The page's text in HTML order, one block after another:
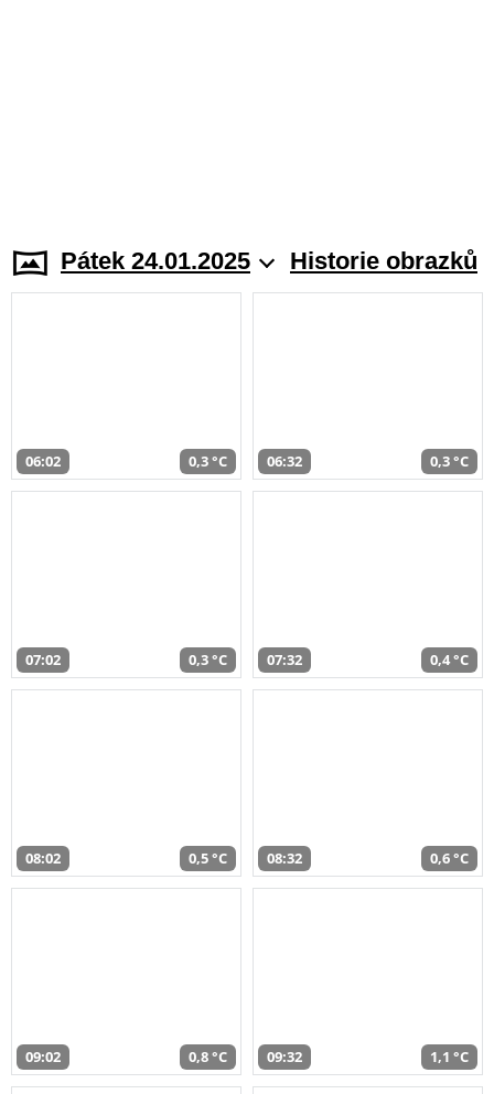
Pátek 24.01.2025 Historie obrazků
06:02 0,3 °C 06:32 0,3 °C
07:02 0,3 °C 07:32 0,4 °C
08:02 0,5 °C 08:32 0,6 °C
09:02 0,8 °C 09:32 1,1 °C